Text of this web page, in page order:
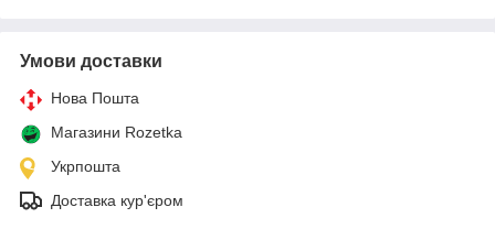
Умови доставки
Нова Пошта
Магазини Rozetka
Укрпошта
Доставка кур'єром